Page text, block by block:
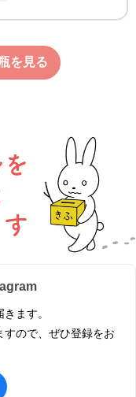
を見る
ます。
ので、ぜひ登録をお